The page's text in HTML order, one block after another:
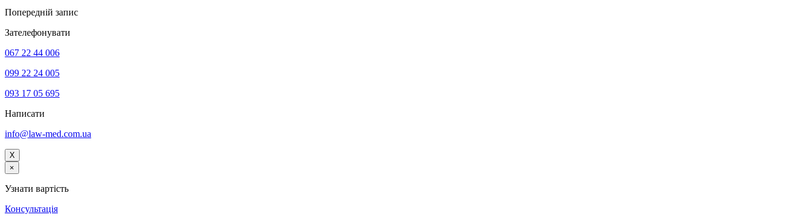
Попередній запис
Зателефонувати
067 22 44 006
099 22 24 005
093 17 05 695
Написати
info@law-med.com.ua
X
×
Узнати вартість
Консультацiя